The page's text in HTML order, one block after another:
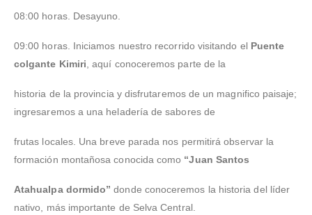
08:00 horas. Desayuno.
09:00 horas. Iniciamos nuestro recorrido visitando el Puente
colgante Kimiri, aquí conoceremos parte de la
historia de la provincia y disfrutaremos de un magnifico paisaje;
ingresaremos a una heladería de sabores de
frutas locales. Una breve parada nos permitirá observar la
formación montañosa conocida como “Juan Santos
Atahualpa dormido”donde conoceremos la historia del líder
nativo, más importante de Selva Central.